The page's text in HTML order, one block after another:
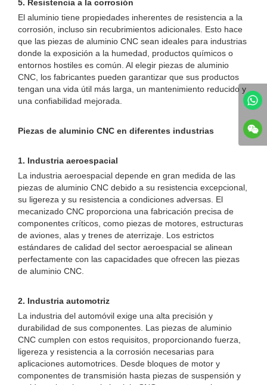
5. Resistencia a la corrosión
El aluminio tiene propiedades inherentes de resistencia a la
corrosión, incluso sin recubrimientos adicionales. Esto hace
que las piezas de aluminio CNC sean ideales para industrias
donde la exposición a la humedad, productos químicos o
entornos hostiles es común. Al elegir piezas de aluminio
CNC, los fabricantes pueden garantizar que sus productos
tengan una vida útil más larga, un mantenimiento reducido y
una confiabilidad mejorada.
Piezas de aluminio CNC en diferentes industrias
1. Industria aeroespacial
La industria aeroespacial depende en gran medida de las
piezas de aluminio CNC debido a su resistencia excepcional,
su ligereza y su resistencia a condiciones adversas. El
mecanizado CNC proporciona una fabricación precisa de
componentes críticos, como piezas de motores, estructuras
de aviones, alas y trenes de aterrizaje. Los estrictos
estándares de calidad del sector aeroespacial se alinean
perfectamente con las capacidades que ofrecen las piezas
de aluminio CNC.
2. Industria automotriz
La industria del automóvil exige una alta precisión y
durabilidad de sus componentes. Las piezas de aluminio
CNC cumplen con estos requisitos, proporcionando fuerza,
ligereza y resistencia a la corrosión necesarias para
aplicaciones automotrices. Desde bloques de motor y
componentes de transmisión hasta piezas de suspensión y